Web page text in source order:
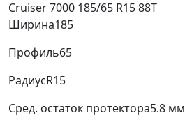
Cruiser 7000 185/65 R15 88T
Ширина185
Профиль65
РадиусR15
Сред. остаток протектора5.8 мм